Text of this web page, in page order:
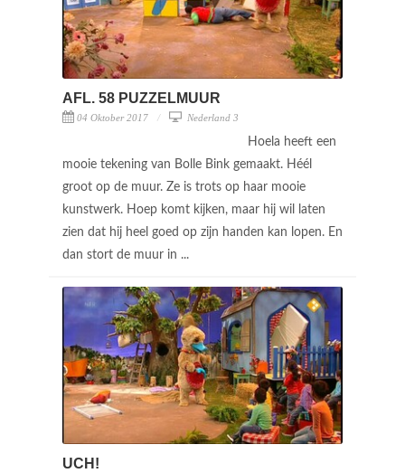
AFL. 58 PUZZELMUUR
04 Oktober 2017 Nederland 3
Hoela heeft een
mooie tekening van Bolle Bink gemaakt. Héél
groot op de muur. Ze is trots op haar mooie
kunstwerk. Hoep komt kijken, maar hij wil laten
zien dat hij heel goed op zijn handen kan lopen. En
dan stort de muur in ...
UCH!